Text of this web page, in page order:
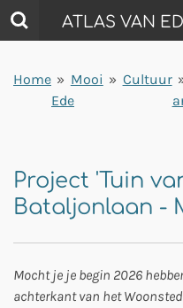
Ga
direct
de
hoofdinhoud
ATLAS VAN
Home » Mooi
Ede
» Cultuur
Project 'Tuin
Bataljonlaan -
Mocht je je begin 2026
achterkant van het